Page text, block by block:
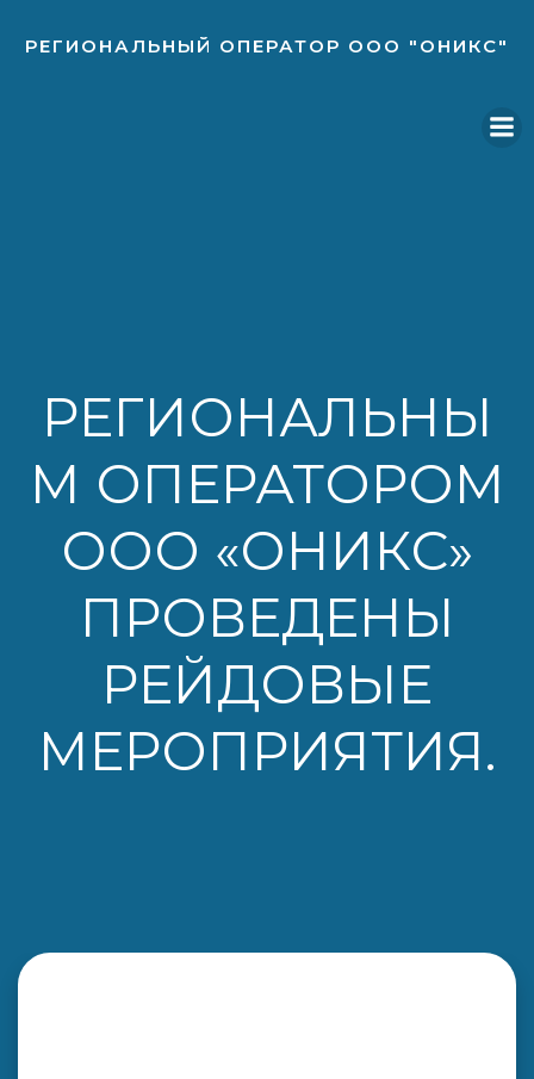
к
РЕГИОНАЛЬНЫЙ ОПЕРАТОР ООО "ОНИКС"
РЕГИОНАЛЬНЫ
М ОПЕРАТОРОМ
ООО «ОНИКС»
ПРОВЕДЕНЫ
РЕЙДОВЫЕ
МЕРОПРИЯТИЯ.